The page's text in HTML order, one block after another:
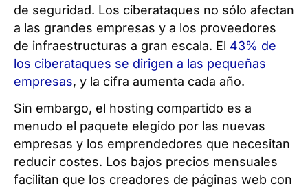
de seguridad. Los ciberataques no sólo afectan
a las grandes empresas y a los proveedores
de infraestructuras a gran escala. El 43% de
los ciberataques se dirigen a las pequeñas
empresas, y la cifra aumenta cada año.
Sin embargo, el hosting compartido es a
menudo el paquete elegido por las nuevas
empresas y los emprendedores que necesitan
reducir costes. Los bajos precios mensuales
facilitan que los creadores de páginas web con